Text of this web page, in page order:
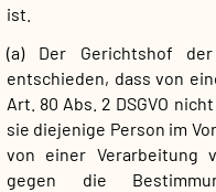
ist.
(a) Der Gerichtshof
entschieden, dass von
Art. 80 Abs. 2 DSGVO
sie diejenige Person im
von einer Verarbeitung
gegen die